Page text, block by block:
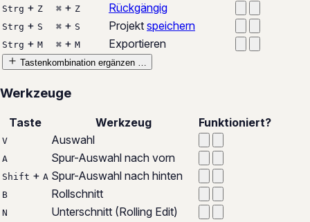
Strg + Z ⌘ + Z Rückgängig
Strg + S ⌘ + S Projekt speichern
Strg + M ⌘ + M Exportieren
Tastenkombination ergänzen …
Werkzeuge
Taste Werkzeug Funktioniert?
V Auswahl
A Spur-Auswahl nach vorn
Shift + A Spur-Auswahl nach hinten
B Rollschnitt
N Unterschnitt (Rolling Edit)